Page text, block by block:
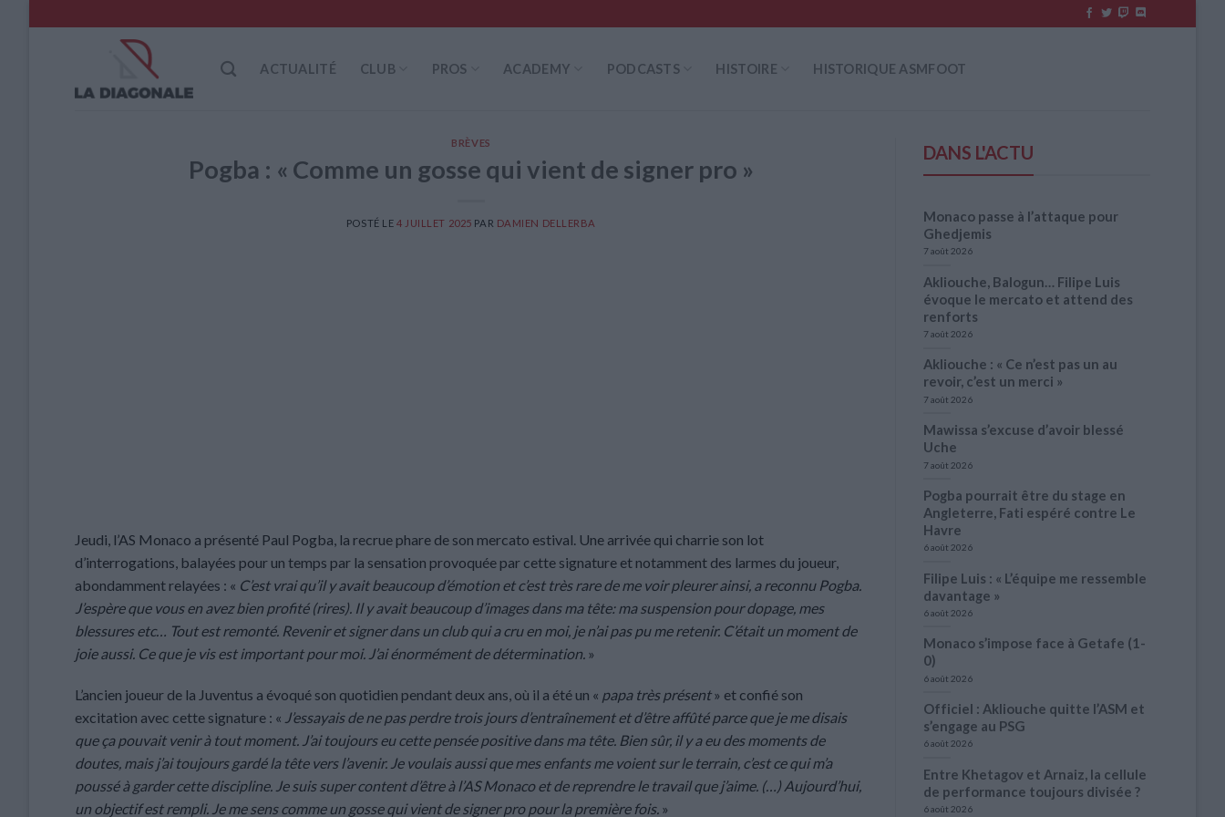
to
ACTUALITÉ CLUB PROS ACADEMY PODCASTS HISTOIRE HISTORIQUE ASMFOOT
BRÈVES
Pogba : « Comme un gosse qui vient de signer pro »
POSTÉ LE 4 JUILLET 2025 PAR DAMIEN DELLERBA
Jeudi, l’AS Monaco a présenté Paul Pogba, la recrue phare de son mercato estival. Une arrivée qui charrie son lot
d’interrogations, balayées pour un temps par la sensation provoquée par cette signature et notamment des larmes du joueur,
abondamment relayées : « C’est vrai qu’il y avait beaucoup d’émotion et c’est très rare de me voir pleurer ainsi, a reconnu Pogba.
J’espère que vous en avez bien profité (rires). Il y avait beaucoup d’images dans ma tête: ma suspension pour dopage, mes
blessures etc… Tout est remonté. Revenir et signer dans un club qui a cru en moi, je n’ai pas pu me retenir. C’était un moment de
joie aussi. Ce que je vis est important pour moi. J’ai énormément de détermination. »
L’ancien joueur de la Juventus a évoqué son quotidien pendant deux ans, où il a été un « papa très présent» et confié son
excitation avec cette signature : « J’essayais de ne pas perdre trois jours d’entraînement et d’être affûté parce que je me disais
que ça pouvait venir à tout moment. J’ai toujours eu cette pensée positive dans ma tête. Bien sûr, il y a eu des moments de
doutes, mais j’ai toujours gardé la tête vers l’avenir. Je voulais aussi que mes enfants me voient sur le terrain, c’est ce qui m’a
poussé à garder cette discipline. Je suis super content d’être à l’AS Monaco et de reprendre le travail que j’aime. (…) Aujourd’hui,
un objectif est rempli. Je me sens comme un gosse qui vient de signer pro pour la première fois. »
DANS L'ACTU
Monaco passe à l’attaque pour
Ghedjemis
7 août 2026
Akliouche, Balogun… Filipe Luis
évoque le mercato et attend des
renforts
7 août 2026
Akliouche : « Ce n’est pas un au
revoir, c’est un merci »
7 août 2026
Mawissa s’excuse d’avoir blessé
Uche
7 août 2026
Pogba pourrait être du stage en
Angleterre, Fati espéré contre Le
Havre
6 août 2026
Filipe Luis : « L’équipe me ressemble
davantage »
6 août 2026
Monaco s’impose face à Getafe (1-
0)
6 août 2026
Officiel : Akliouche quitte l’ASM et
s’engage au PSG
6 août 2026
Entre Khetagov et Arnaiz, la cellule
de performance toujours divisée ?
6 août 2026